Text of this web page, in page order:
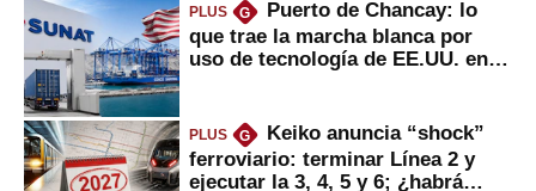
PLUS G
Puerto de Chancay: lo
que trae la marcha blanca por
uso de tecnología de EE.UU. en
PLUS G
Keiko anuncia “shock”
ferroviario: terminar Línea 2 y
ejecutar la 3, 4, 5 y 6; ¿habrá